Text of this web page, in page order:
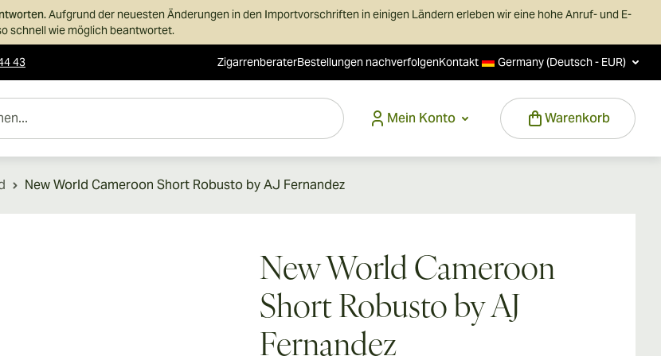
Aufgrund der neuesten Änderungen in den Importvorschriften in einigen Ländern erleben wir eine hohe Anruf- und E-
schnell wie möglich beantwortet.
43 ZigarrenberaterBestellungen nachverfolgenKontakt Germany (Deutsch - EUR)
Mein Konto
Warenkorb
New World Cameroon Short Robusto by AJ Fernandez
New World Cameroon
Short Robusto by AJ
Fernandez